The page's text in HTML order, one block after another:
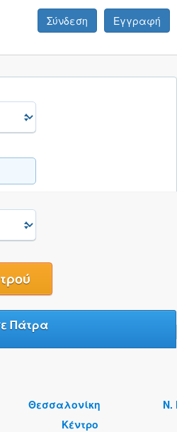
Σύνδεση Εγγραφή
Πάτρα
Θεσσαλονίκη
Κέντρο
Ν.